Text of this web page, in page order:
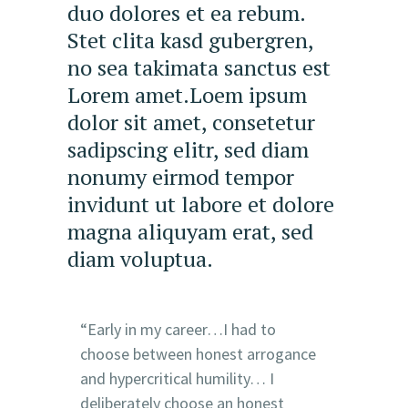
duo dolores et ea rebum.
Stet clita kasd gubergren,
no sea takimata sanctus est
Lorem amet.Loem ipsum
dolor sit amet, consetetur
sadipscing elitr, sed diam
nonumy eirmod tempor
invidunt ut labore et dolore
magna aliquyam erat, sed
diam voluptua.
“Early in my career…I had to
choose between honest arrogance
and hypercritical humility… I
deliberately choose an honest